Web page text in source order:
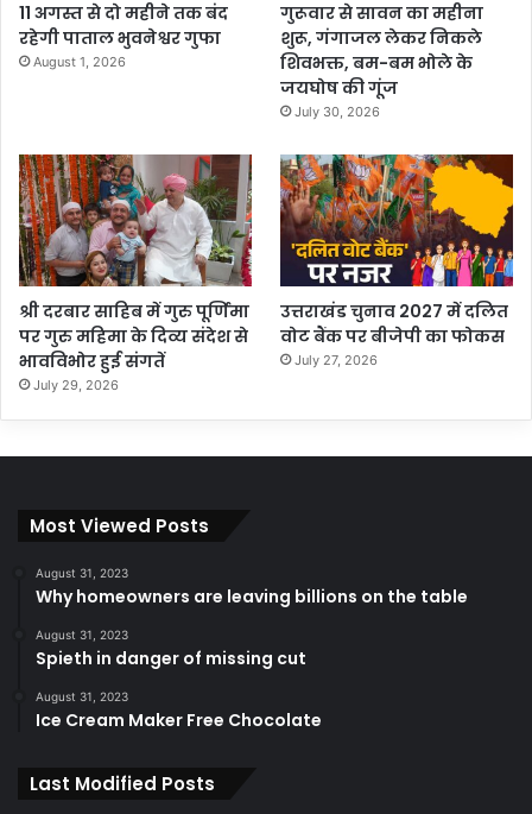
11 अगस्त से दो महीने तक बंद
रहेगी पाताल भुवनेश्वर गुफा
August 1, 2026
गुरूवार से सावन का महीना
शुरू, गंगाजल लेकर निकले
शिवभक्त, बम-बम भोले के
जयघोष की गूंज
July 30, 2026
श्री दरबार साहिब में गुरु पूर्णिमा
पर गुरु महिमा के दिव्य संदेश से
भावविभोर हुई संगतें
July 29, 2026
उत्तराखंड चुनाव 2027 में दलित
वोट बैंक पर बीजेपी का फोकस
July 27, 2026
Most Viewed Posts
August 31, 2023
Why homeowners are leaving billions on the table
August 31, 2023
Spieth in danger of missing cut
August 31, 2023
Ice Cream Maker Free Chocolate
Last Modified Posts